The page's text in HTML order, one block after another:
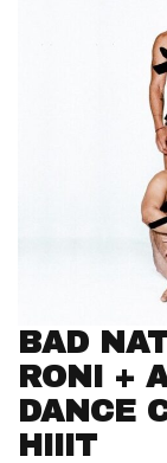
BAD
RONI +
DANCE
HIIIT